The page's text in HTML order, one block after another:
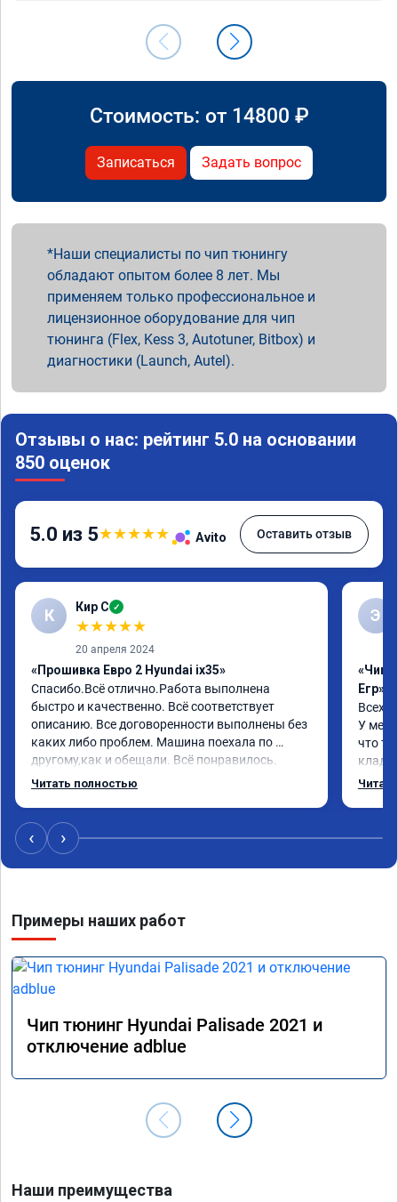
Стоимость: от 14800 ₽
Записаться Задать вопрос
Наши специалисты по чип тюнингу
обладают опытом более 8 лет. Мы
применяем только профессиональное и
лицензионное оборудование для чип
тюнинга (Flex, Kess 3, Autotuner, Bitbox) и
диагностики (Launch, Autel).
Отзывы о нас: рейтинг 5.0 на основании
850 оценок
5.0 из 5★★★★★ Avito Оставить отзыв
К Кир С ✓
★★★★★
20 апреля 2024
«Прошивка Евро 2 Hyundai ix35»
Спасибо.Всё отлично.Работа выполнена
быстро и качественно. Всё соответствует
описанию. Все договоренности выполнены без
каких либо проблем. Машина поехала по
другому,как и обещали. Всё понравилось.
Рекомендую данную компанию.
Читать полностью
Э
«Чип
Егр»
Всех
У
что
и ЕГР
В
‹ ›
Примеры наших работ
Чип тюнинг Hyundai Palisade 2021 и
отключение adblue
Наши преимущества